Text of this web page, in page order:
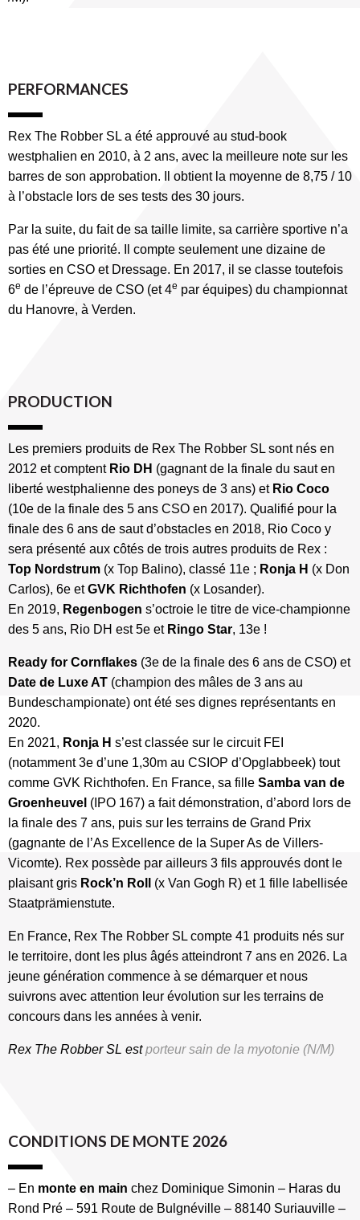
PERFORMANCES
Rex The Robber SL a été approuvé au stud-book
westphalien en 2010, à 2 ans, avec la meilleure note sur les
barres de son approbation. Il obtient la moyenne de 8,75 / 10
à l’obstacle lors de ses tests des 30 jours.
Par la suite, du fait de sa taille limite, sa carrière sportive n’a
pas été une priorité. Il compte seulement une dizaine de
sorties en CSO et Dressage. En 2017, il se classe toutefois
6e de l’épreuve de CSO (et 4e par équipes) du championnat
du Hanovre, à Verden.
PRODUCTION
Les premiers produits de Rex The Robber SL sont nés en
2012 et comptent Rio DH (gagnant de la finale du saut en
liberté westphalienne des poneys de 3 ans) et Rio Coco
(10e de la finale des 5 ans CSO en 2017). Qualifié pour la
finale des 6 ans de saut d’obstacles en 2018, Rio Coco y
sera présenté aux côtés de trois autres produits de Rex :
Top Nordstrum (x Top Balino), classé 11e ; Ronja H (x Don
Carlos), 6e etGVK Richthofen (x Losander).
En 2019, Regenbogen s’octroie le titre de vice-championne
des 5 ans, Rio DH est 5e et Ringo Star, 13e !
Ready for Cornflakes (3e de la finale des 6 ans de CSO) et
Date de Luxe AT (champion des mâles de 3 ans au
Bundeschampionate) ont été ses dignes représentants en
2020.
En 2021, Ronja H s’est classée sur le circuit FEI
(notamment 3e d’une 1,30m au CSIOP d’Opglabbeek) tout
comme GVK Richthofen. En France, sa fille Samba van de
Groenheuvel (IPO 167) a fait démonstration, d’abord lors de
la finale des 7 ans, puis sur les terrains de Grand Prix
(gagnante de l’As Excellence de la Super As de Villers-
Vicomte). Rex possède par ailleurs 3 fils approuvés dont le
plaisant gris Rock’n Roll
(x Van Gogh R) et 1 fille labellisée
Staatprämienstute.
En France, Rex The Robber SL compte 41 produits nés sur
le territoire, dont les plus âgés atteindront 7 ans en 2026. La
jeune génération commence à se démarquer et nous
suivrons avec attention leur évolution sur les terrains de
concours dans les années à venir.
Rex The Robber SL estporteur sain de la myotonie (N/M)
CONDITIONS DE MONTE 2026
– En monte en main chez Dominique Simonin – Haras du
Rond Pré – 591 Route de Bulgnéville – 88140 Suriauville –